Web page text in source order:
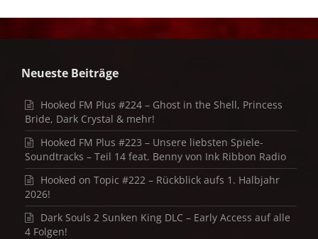
Neueste Beiträge
Hooked FM Plus #224 – Ghost in the Shell, Princess
Bride, Dark Crystal & mehr!
Hooked FM Plus #223 – Unsere liebsten Spiele-
Soundtracks – Teil 14 feat. Benny von Ink Ribbon Radio
Hooked on Topic #222 – Rückblick aufs 1. Halbjahr
2026!
Dark Souls 2 Sunken King DLC – Early Access auf alle
4 Folgen!